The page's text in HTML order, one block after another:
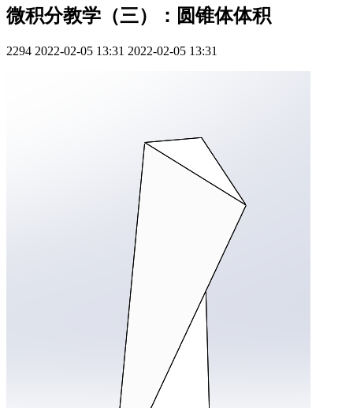
微积分教学（三）：圆锥体体积
2294 2022-02-05 13:31 2022-02-05 13:31